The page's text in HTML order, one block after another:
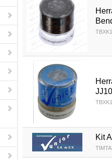
Kit